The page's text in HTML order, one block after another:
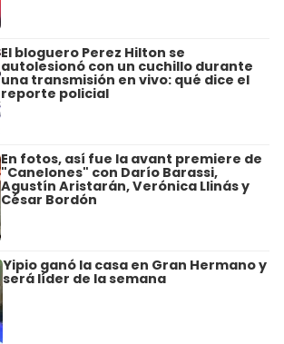
El bloguero Perez Hilton se
autolesionó con un cuchillo durante
una transmisión en vivo: qué dice el
reporte policial
En fotos, así fue la avant premiere de
"Canelones" con Darío Barassi,
Agustín Aristarán, Verónica Llinás y
César Bordón
Yipio ganó la casa en Gran Hermano y
será líder de la semana